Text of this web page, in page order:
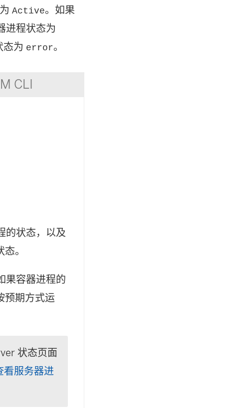
Active。如果
进程状态为
态为 error。
CLI
的状态，以及
。
果容器进程的
预期方式运
状态页面
看服务器进